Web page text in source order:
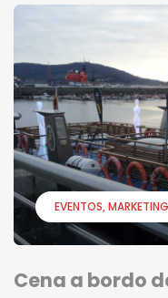
EVENTOS MARKETING
Cena a bordo